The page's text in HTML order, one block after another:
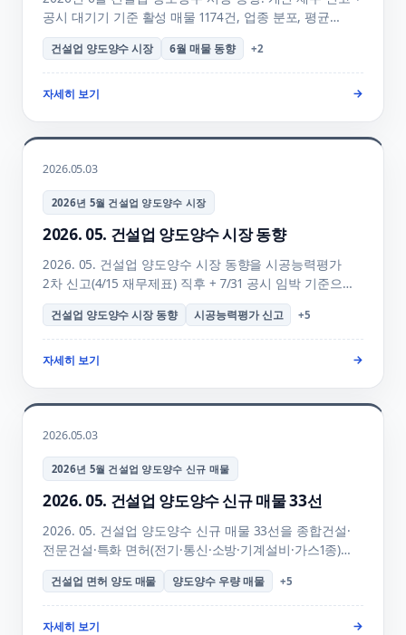
공시 대기기 기준 활성 매물 1174건, 업종 분포, 평균
시공능력평가·실적을 정리하고 양수자 검토 포인트를
안내합니다. 업종별 매물 비교와 양도양수 절차 안내를
함께 확인하실 수 있습니다.
건설업 양도양수 시장 6월 매물 동향 +2
자세히 보기 →
2026.05.03
2026년 5월 건설업 양도양수 시장
2026. 05. 건설업 양도양수 시장 동향
2026. 05. 건설업 양도양수 시장 동향을 시공능력평가
2차 신고(4/15 재무제표) 직후 + 7/31 공시 임박 기준으로
정밀 분석합니다. 업종별 매물 흐름, 양도가 변동, 1차
추경예산 영향, 6-7월 여름 발주 진입까지 5월 양수자
핵심 의사결정 가이드를 정리합니다.
건설업 양도양수 시장 동향 시공능력평가 신고 +5
자세히 보기 →
2026.05.03
2026년 5월 건설업 양도양수 신규 매물
2026. 05. 건설업 양도양수 신규 매물 33선
2026. 05. 건설업 양도양수 신규 매물 33선을 종합건설·
전문건설·특화 면허(전기·통신·소방·기계설비·가스1종)
업종별로 정리합니다. 5년 실적 179억 우량 매물부터
자본금 1.5억 진입 매물까지 전체 리스트 + 매물 상세
안내.
건설업 면허 양도 매물 양도양수 우량 매물 +5
자세히 보기 →